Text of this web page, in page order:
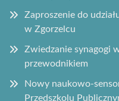
Zaproszenie do
w Zgorzelcu
Zwiedzanie synagogi
przewodnikiem
Nowy naukowo-
Przedszkolu